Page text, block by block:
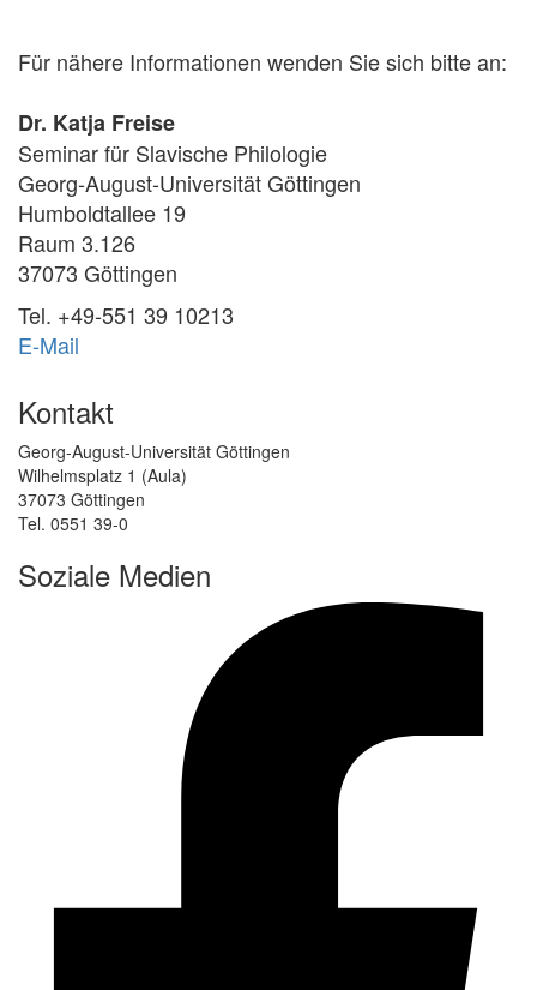
Für nähere Informationen wenden Sie sich bitte an:
Dr. Katja Freise
Seminar für Slavische Philologie
Georg-August-Universität Göttingen
Humboldtallee 19
Raum 3.126
37073 Göttingen
Tel. +49-551 39 10213
E-Mail
Kontakt
Georg-August-Universität Göttingen
Wilhelmsplatz 1 (Aula)
37073 Göttingen
Tel. 0551 39-0
Soziale Medien